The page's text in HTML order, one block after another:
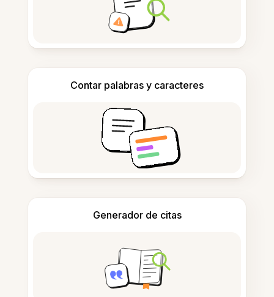
Contar palabras y caracteres
Generador de citas